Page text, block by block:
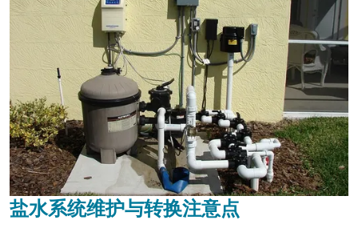
盐水系统维护与转换注意点